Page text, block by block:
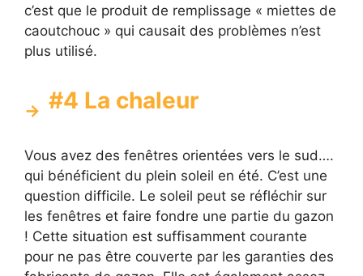
c’est que le produit de remplissage « miettes de
caoutchouc » qui causait des problèmes n’est
plus utilisé.
#4 La chaleur
Vous avez des fenêtres orientées vers le sud….
qui bénéficient du plein soleil en été. C’est une
question difficile. Le soleil peut se réfléchir sur
les fenêtres et faire fondre une partie du gazon
! Cette situation est suffisamment courante
pour ne pas être couverte par les garanties des